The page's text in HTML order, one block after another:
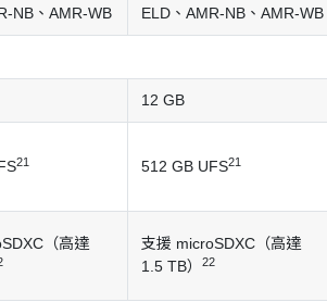
NB、AMR-WB
ELD、AMR-NB、AMR-WB
12 GB
21 512 GB UFS21
（高達
支援 microSDXC（高達
1.5 TB）
22